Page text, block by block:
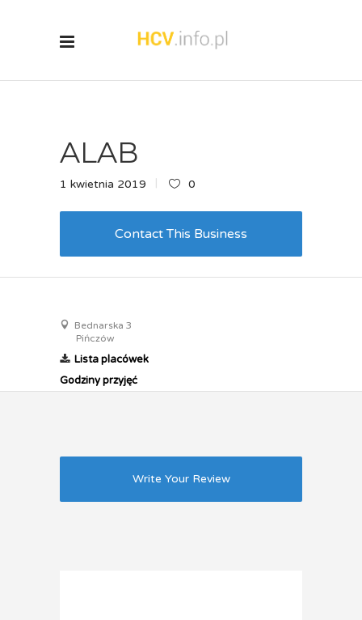
ALAB
1 kwietnia 2019 0
Contact This Business
Bednarska 3
Pińczów
Lista placówek
Godziny przyjęć
Write Your Review